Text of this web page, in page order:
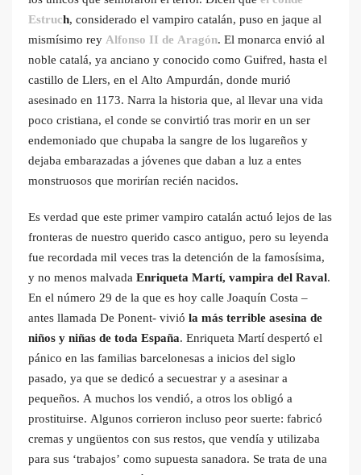
Estruch, considerado el vampiro catalán, puso en jaque al
mismísimo rey Alfonso II de Aragón. El monarca envió al
noble catalá, ya anciano y conocido como Guifred, hasta el
castillo de Llers, en el Alto Ampurdán, donde murió
asesinado en 1173. Narra la historia que, al llevar una vida
poco cristiana, el conde se convirtió tras morir en un ser
endemoniado que chupaba la sangre de los lugareños y
dejaba embarazadas a jóvenes que daban a luz a entes
monstruosos que morirían recién nacidos.
Es verdad que este primer vampiro catalán actuó lejos de las
fronteras de nuestro querido casco antiguo, pero su leyenda
fue recordada mil veces tras la detención de la famosísima,
y no menos malvada Enriqueta Martí, vampira del Raval.
En el número 29 de la que es hoy calle Joaquín Costa –
antes llamada De Ponent- vivió la más terrible asesina de
niños y niñas de toda España. Enriqueta Martí despertó el
pánico en las familias barcelonesas a inicios del siglo
pasado, ya que se dedicó a secuestrar y a asesinar a
pequeños. A muchos los vendió, a otros los obligó a
prostituirse. Algunos corrieron incluso peor suerte: fabricó
cremas y ungüentos con sus restos, que vendía y utilizaba
para sus ‘trabajos’ como supuesta sanadora. Se trata de una